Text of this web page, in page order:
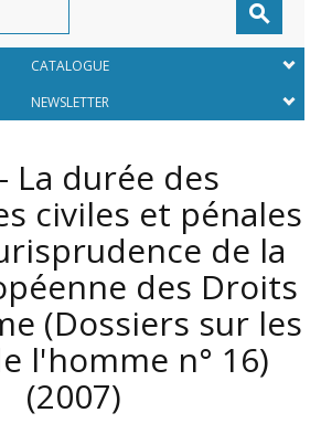

CATALOGUE
NEWSLETTER
La durée des
civiles et pénales
de la
des Droits
(Dossiers sur les
l'homme n° 16)
(2007)